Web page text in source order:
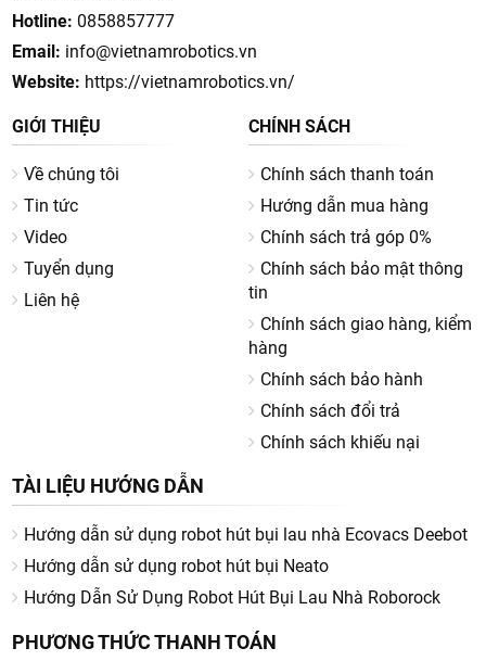
Hotline: 0858857777
Email: info@vietnamrobotics.vn
Website: https://vietnamrobotics.vn/
GIỚI THIỆU
Về chúng tôi
Tin tức
Video
Tuyển dụng
Liên hệ
CHÍNH SÁCH
Chính sách thanh toán
Hướng dẫn mua hàng
Chính sách trả góp 0%
Chính sách bảo mật thông
tin
Chính sách giao hàng, kiểm
hàng
Chính sách bảo hành
Chính sách đổi trả
Chính sách khiếu nại
TÀI LIỆU HƯỚNG DẪN
Hướng dẫn sử dụng robot hút bụi lau nhà Ecovacs Deebot
Hướng dẫn sử dụng robot hút bụi Neato
Hướng Dẫn Sử Dụng Robot Hút Bụi Lau Nhà Roborock
PHƯƠNG THỨC THANH TOÁN